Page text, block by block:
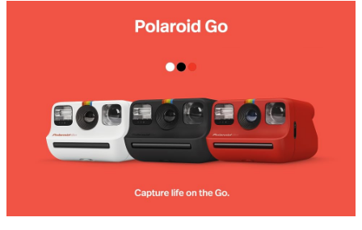
canon sx740 hs
sony fx
. dji mic mini